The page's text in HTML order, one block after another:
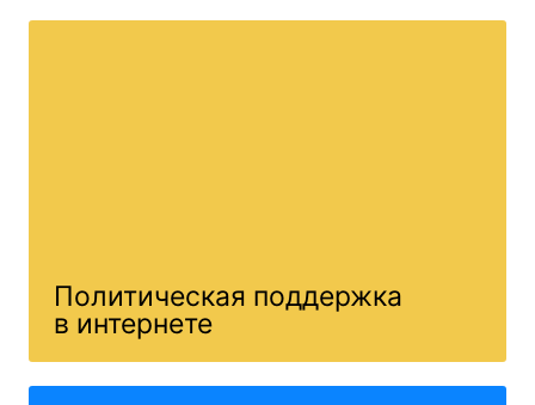
Политическая поддержка
в интернете